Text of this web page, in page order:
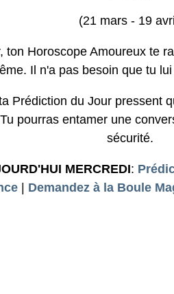
(21 mars - 19
ton Horoscope Amoureux te
Il n'a pas besoin que tu
Prédiction du Jour pressent
pourras entamer une
sécurité.
MERCREDI:
| Demandez à la Boule